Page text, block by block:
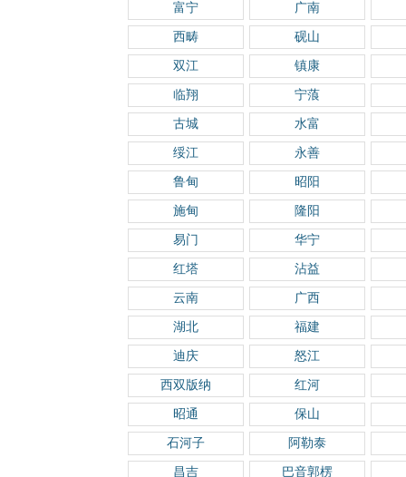
富宁 广南
西畴 砚山
双江 镇康
临翔 宁蒗
古城 水富
绥江 永善
鲁甸 昭阳
施甸 隆阳
易门 华宁
红塔 沾益
云南 广西
湖北 福建
迪庆 怒江
西双版纳 红河
昭通 保山
石河子 阿勒泰
昌吉 巴音郭楞